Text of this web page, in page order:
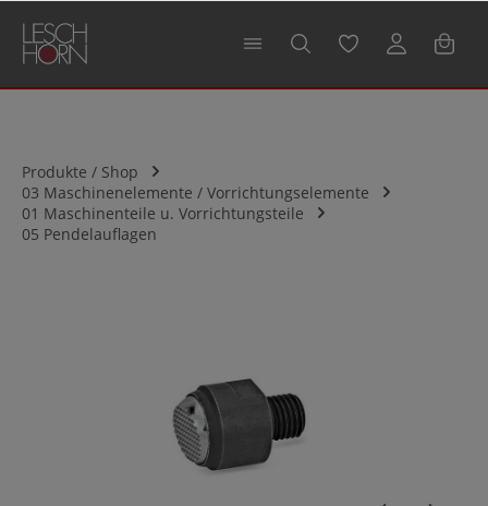
springen
Produkte / Shop
03 Maschinenelemente / Vorrichtungselemente
01 Maschinenteile u. Vorrichtungsteile
05 Pendelauflagen